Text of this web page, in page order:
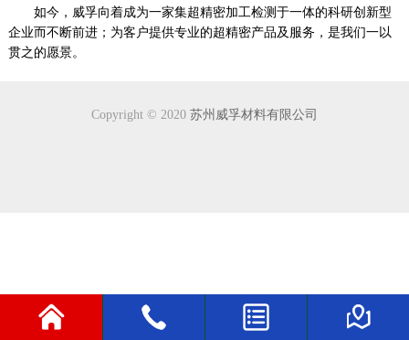
如今，威孚向着成为一家集超精密加工检测于一体的科研创新型
企业而不断前进；为客户提供专业的超精密产品及服务，是我们一以
贯之的愿景。
Copyright © 2020 苏州威孚材料有限公司